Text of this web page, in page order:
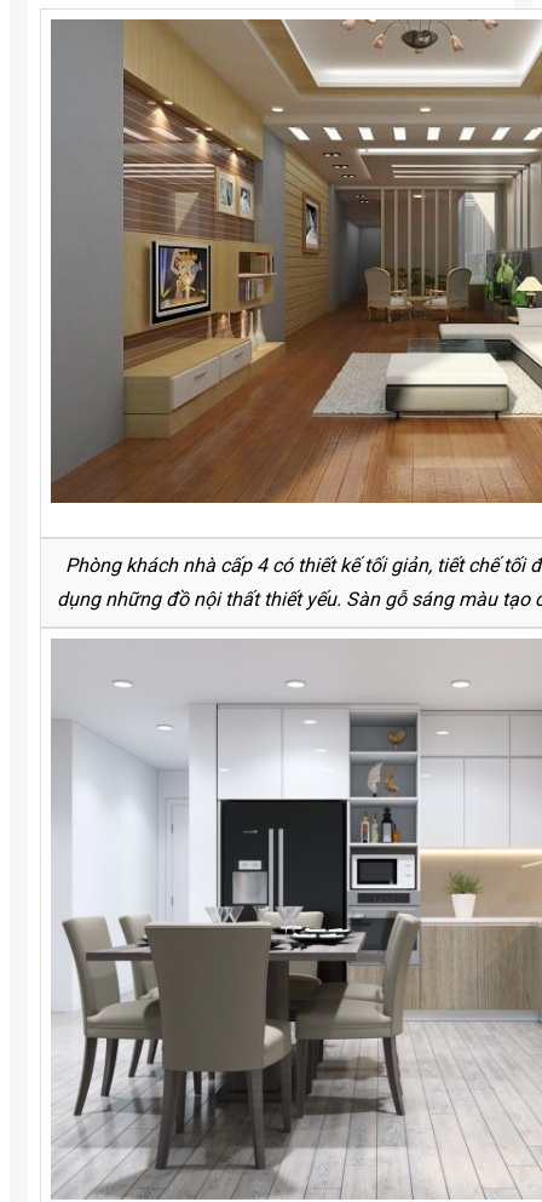
Phòng khách nhà cấp 4 có thiết kế tối giản, tiết chế tối
dụng những đồ nội thất thiết yếu. Sàn gỗ sáng màu tạo